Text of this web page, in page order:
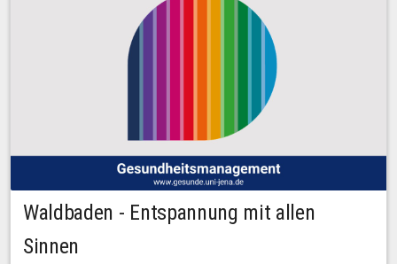
Waldbaden - Entspannung mit allen
Sinnen